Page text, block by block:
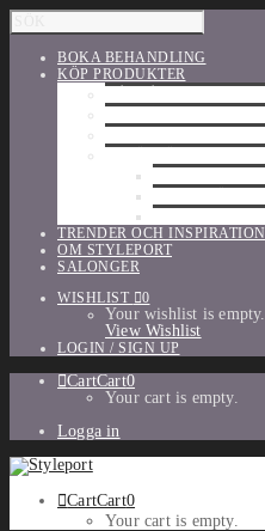
BOKA BEHANDLING
KÖP PRODUKTER
TRENDER OCH INSPIRATION
OM STYLEPORT
SALONGER
WISHLIST
0
Your wishlist is empty.
View Wishlist
LOGIN / SIGN UP
CartCart0
Your cart is empty.
Logga in
CartCart0
Your cart is empty.